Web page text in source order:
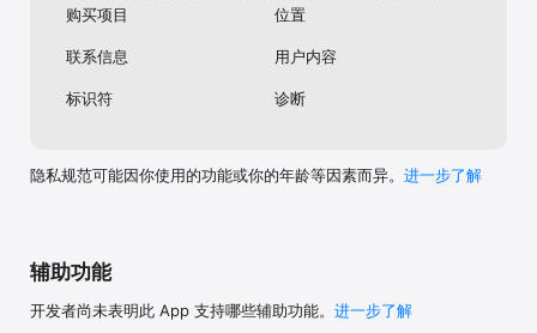
购买项目
位置
联系信息 用户内容
标识符 诊断
隐私规范可能因你使用的功能或你的年龄等因素而异。 进一步了解
辅助功能
开发者尚未表明此 App 支持哪些辅助功能。 进一步了解